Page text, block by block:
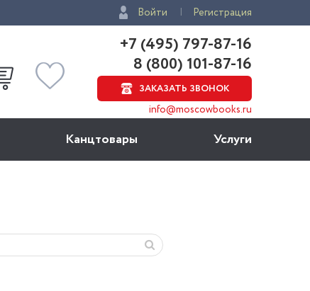
Войти Регистрация
+7 (495) 797-87-16
8 (800) 101-87-16
ЗАКАЗАТЬ ЗВОНОК
info@moscowbooks.ru
Канцтовары Услуги